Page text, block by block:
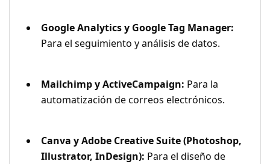
Google Analytics y Google Tag Manager:
Para el seguimiento y análisis de datos.
Mailchimp y ActiveCampaign: Para la
automatización de correos electrónicos.
Canva y Adobe Creative Suite (Photoshop,
Illustrator, InDesign): Para el diseño de